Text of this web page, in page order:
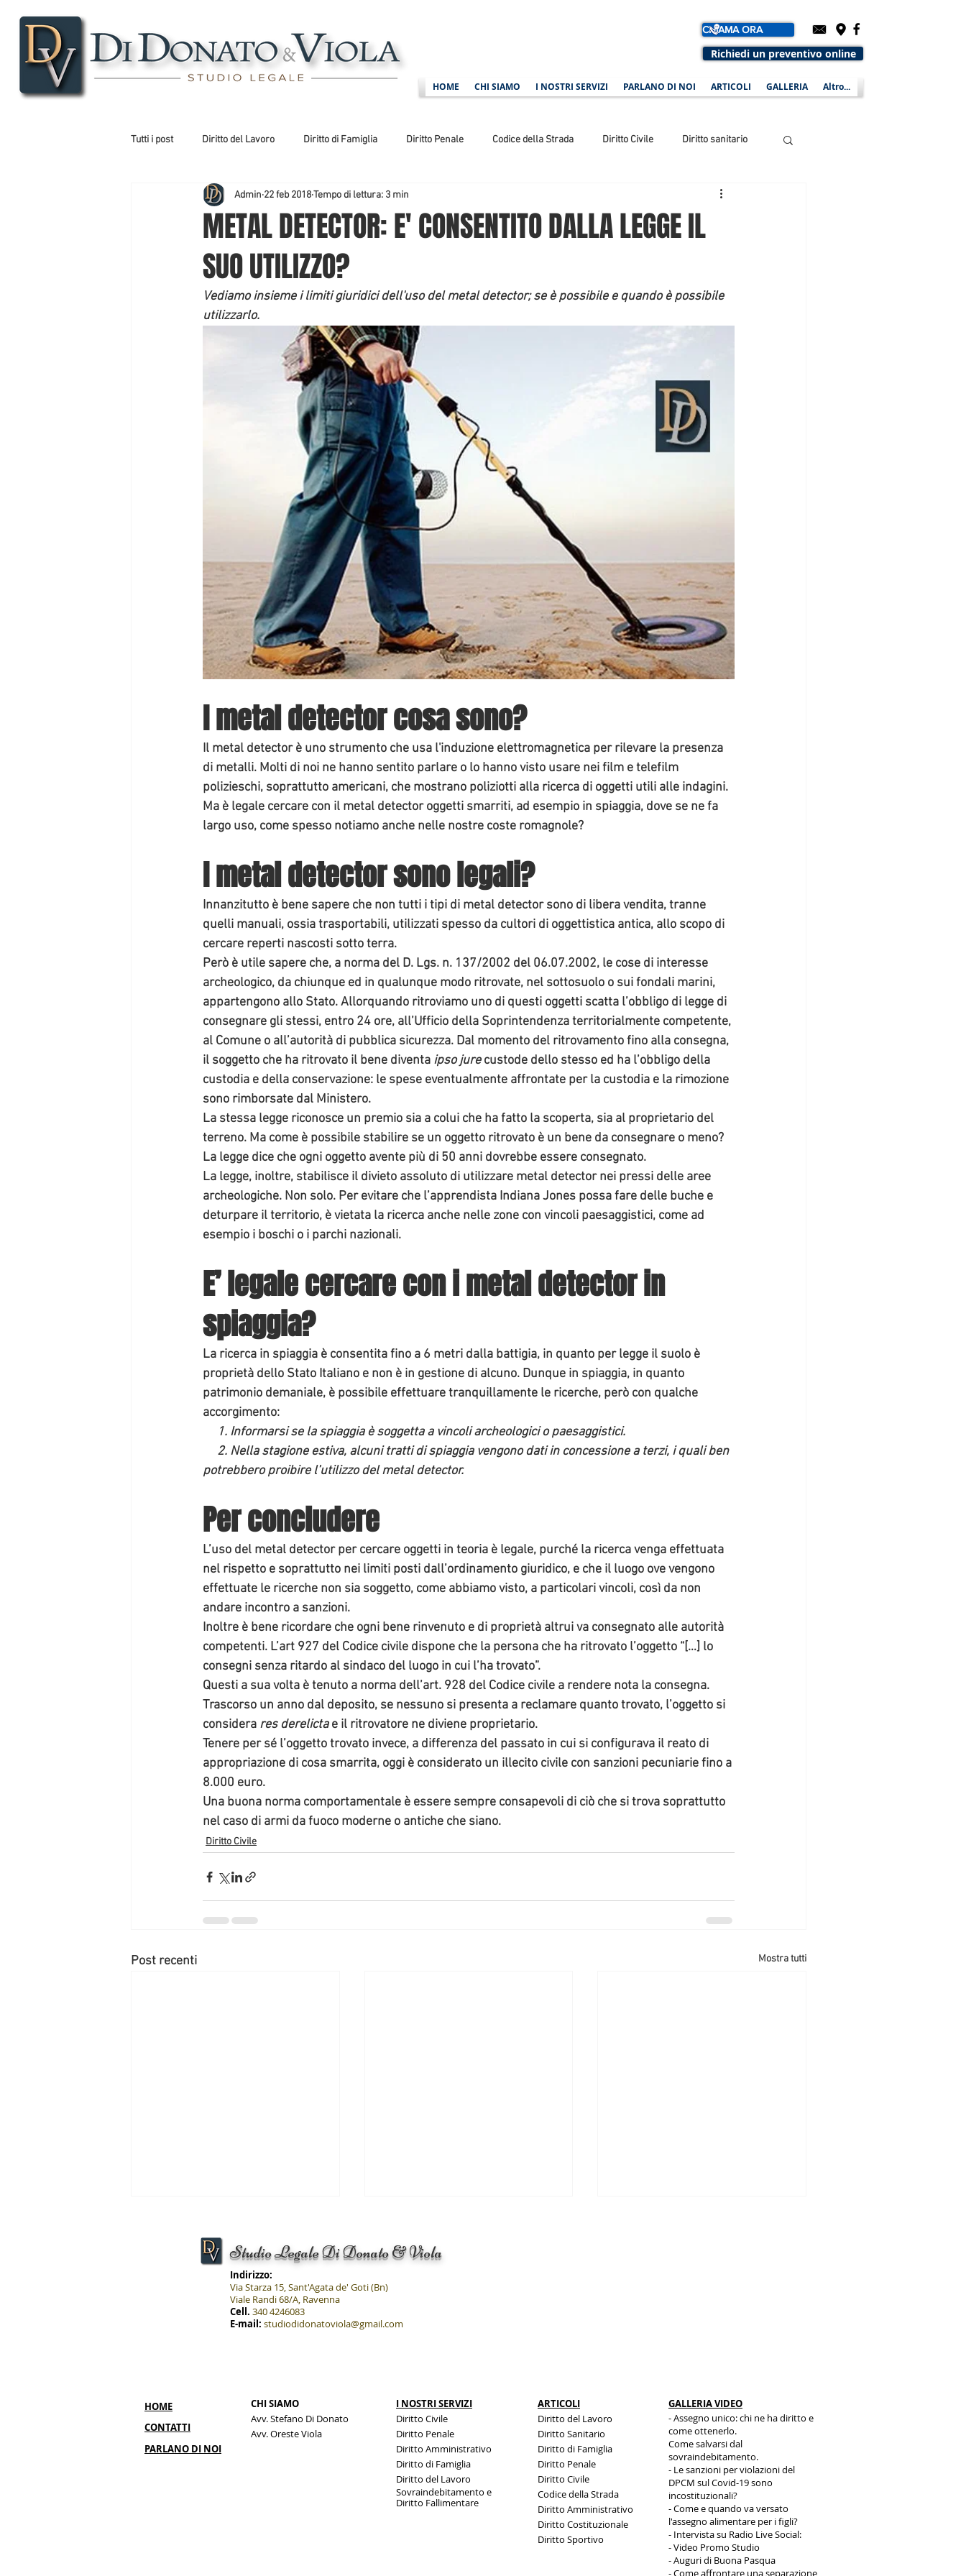
CHIAMA ORA
Richiedi un preventivo online
HOME CHI SIAMO I NOSTRI SERVIZI PARLANO DI NOI ARTICOLI GALLERIA Altro...
Tutti i post Diritto del Lavoro Diritto di Famiglia Diritto Penale Codice della Strada Diritto Civile Diritto sanitario
Diritto Costituzionale Diritto Amministrativo Diritto Sportivo
METAL DETECTOR: E' CONSENTITO DALLA LEGGE IL
SUO UTILIZZO?
Admin 22 feb 2018Tempo di lettura: 3 min
Vediamo insieme i limiti giuridici dell'uso del metal detector; se è possibile e quando è possibile
utilizzarlo.
I metal detector cosa sono?
Il metal detector è uno strumento che usa l'induzione elettromagnetica per rilevare la presenza
di metalli. Molti di noi ne hanno sentito parlare o lo hanno visto usare nei film e telefilm
polizieschi, soprattutto americani, che mostrano poliziotti alla ricerca di oggetti utili alle indagini.
Ma è legale cercare con il metal detector oggetti smarriti, ad esempio in spiaggia, dove se ne fa
largo uso, come spesso notiamo anche nelle nostre coste romagnole?
I metal detector sono legali?
Innanzitutto è bene sapere che non tutti i tipi di metal detector sono di libera vendita, tranne
quelli manuali, ossia trasportabili, utilizzati spesso da cultori di oggettistica antica, allo scopo di
cercare reperti nascosti sotto terra.
Però è utile sapere che, a norma del D. Lgs. n. 137/2002 del 06.07.2002, le cose di interesse
archeologico, da chiunque ed in qualunque modo ritrovate, nel sottosuolo o sui fondali marini,
appartengono allo Stato. Allorquando ritroviamo uno di questi oggetti scatta l’obbligo di legge di
consegnare gli stessi, entro 24 ore, all’Ufficio della Soprintendenza territorialmente competente,
al Comune o all’autorità di pubblica sicurezza. Dal momento del ritrovamento fino alla consegna,
il soggetto che ha ritrovato il bene diventa ipso jure custode dello stesso ed ha l’obbligo della
custodia e della conservazione: le spese eventualmente affrontate per la custodia e la rimozione
sono rimborsate dal Ministero.
La stessa legge riconosce un premio sia a colui che ha fatto la scoperta, sia al proprietario del
terreno. Ma come è possibile stabilire se un oggetto ritrovato è un bene da consegnare o meno?
La legge dice che ogni oggetto avente più di 50 anni dovrebbe essere consegnato.
La legge, inoltre, stabilisce il divieto assoluto di utilizzare metal detector nei pressi delle aree
archeologiche. Non solo. Per evitare che l’apprendista Indiana Jones possa fare delle buche e
deturpare il territorio, è vietata la ricerca anche nelle zone con vincoli paesaggistici, come ad
esempio i boschi o i parchi nazionali.
E’ legale cercare con i metal detector in
spiaggia?
La ricerca in spiaggia è consentita fino a 6 metri dalla battigia, in quanto per legge il suolo è
proprietà dello Stato Italiano e non è in gestione di alcuno. Dunque in spiaggia, in quanto
patrimonio demaniale, è possibile effettuare tranquillamente le ricerche, però con qualche
accorgimento:
     1. Informarsi se la spiaggia è soggetta a vincoli archeologici o paesaggistici.
potrebbero proibire l’utilizzo del metal detector.
Per concludere
L’uso del metal detector per cercare oggetti in teoria è legale, purché la ricerca venga effettuata
nel rispetto e soprattutto nei limiti posti dall’ordinamento giuridico, e che il luogo ove vengono
effettuate le ricerche non sia soggetto, come abbiamo visto, a particolari vincoli, così da non
andare incontro a sanzioni.
Inoltre è bene ricordare che ogni bene rinvenuto e di proprietà altrui va consegnato alle autorità
competenti. L’art 927 del Codice civile dispone che la persona che ha ritrovato l’oggetto “[…] lo
consegni senza ritardo al sindaco del luogo in cui l’ha trovato”.
Questi a sua volta è tenuto a norma dell’art. 928 del Codice civile a rendere nota la consegna.
Trascorso un anno dal deposito, se nessuno si presenta a reclamare quanto trovato, l’oggetto si
considera res derelicta e il ritrovatore ne diviene proprietario.
Tenere per sé l’oggetto trovato invece, a differenza del passato in cui si configurava il reato di
appropriazione di cosa smarrita, oggi è considerato un illecito civile con sanzioni pecuniarie fino a
8.000 euro.
Una buona norma comportamentale è essere sempre consapevoli di ciò che si trova soprattutto
nel caso di armi da fuoco moderne o antiche che siano.
Diritto Civile
Post recenti Mostra tutti
Studio Legale Di Donato & Viola
Indirizzo:
Via Starza 15, Sant'Agata de' Goti (Bn)
Viale Randi 68/A, Ravenna
Cell. 340 4246083
E-mail: studiodidonatoviola@gmail.com
HOME
CONTATTI
PARLANO DI NOI
CHI SIAMO
Avv. Stefano Di Donato
Avv. Oreste Viola
I NOSTRI SERVIZI
Diritto Civile
Diritto Penale
Diritto Amministrativo
Diritto di Famiglia
Diritto del Lavoro
Sovraindebitamento e
Diritto Fallimentare
ARTICOLI
Diritto del Lavoro
Diritto Sanitario
Diritto di Famiglia
Diritto Penale
Diritto Civile
Codice della Strada
Diritto Amministrativo
Diritto Costituzionale
Diritto Sportivo
GALLERIA VIDEO
- Assegno unico: chi ne ha diritto e
come ottenerlo.
Come salvarsi dal
sovraindebitamento.
- Le sanzioni per violazioni del
DPCM sul Covid-19 sono
incostituzionali?
- Come e quando va versato
l'assegno alimentare per i figli?
- Intervista su Radio Live Social:
- Video Promo Studio
- Auguri di Buona Pasqua
- Come affrontare una separazione